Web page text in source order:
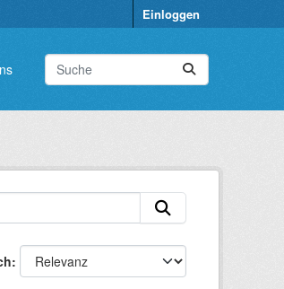
Einloggen